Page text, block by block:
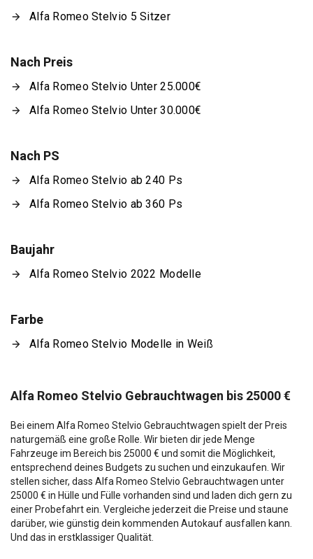
Alfa Romeo Stelvio 5 Sitzer
Nach Preis
Alfa Romeo Stelvio Unter 25.000€
Alfa Romeo Stelvio Unter 30.000€
Nach PS
Alfa Romeo Stelvio ab 240 Ps
Alfa Romeo Stelvio ab 360 Ps
Baujahr
Alfa Romeo Stelvio 2022 Modelle
Farbe
Alfa Romeo Stelvio Modelle in Weiß
Alfa Romeo Stelvio Gebrauchtwagen bis 25000 €
Bei einem Alfa Romeo Stelvio Gebrauchtwagen spielt der Preis
naturgemäß eine große Rolle. Wir bieten dir jede Menge
Fahrzeuge im Bereich bis 25000 € und somit die Möglichkeit,
entsprechend deines Budgets zu suchen und einzukaufen. Wir
stellen sicher, dass Alfa Romeo Stelvio Gebrauchtwagen unter
25000 € in Hülle und Fülle vorhanden sind und laden dich gern zu
einer Probefahrt ein. Vergleiche jederzeit die Preise und staune
darüber, wie günstig dein kommenden Autokauf ausfallen kann.
Und das in erstklassiger Qualität.